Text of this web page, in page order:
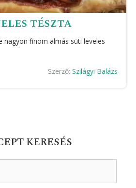
tészta
nagyon finom almás süti leveles
Szerző: Szilágyi Balázs
KERESÉS